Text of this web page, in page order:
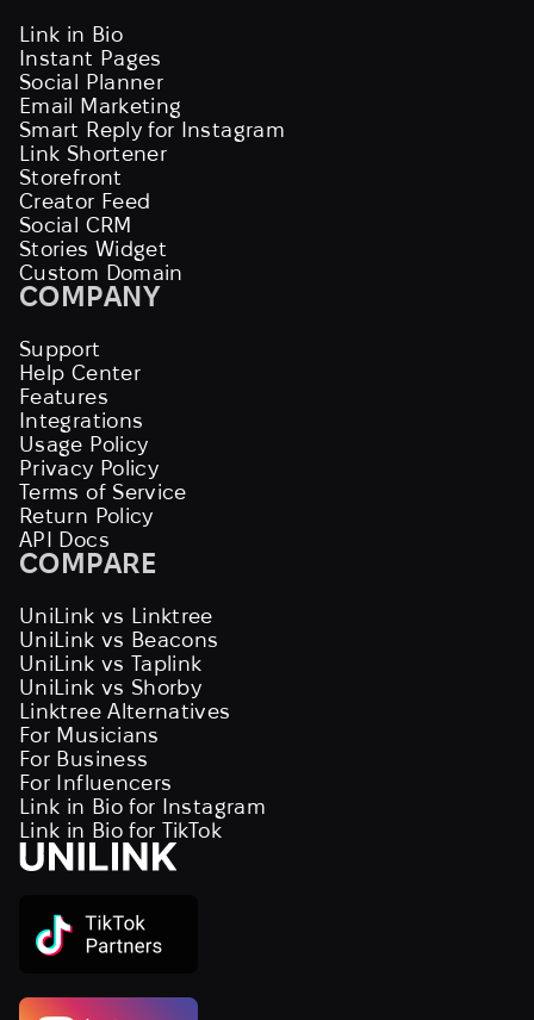
Link in Bio
Instant Pages
Social Planner
Email Marketing
Smart Reply for Instagram
Link Shortener
Storefront
Creator Feed
Social CRM
Stories Widget
Custom Domain
COMPANY
Support
Help Center
Features
Integrations
Usage Policy
Privacy Policy
Terms of Service
Return Policy
API Docs
COMPARE
UniLink vs Linktree
UniLink vs Beacons
UniLink vs Taplink
UniLink vs Shorby
Linktree Alternatives
For Musicians
For Business
For Influencers
Link in Bio for Instagram
Link in Bio for TikTok